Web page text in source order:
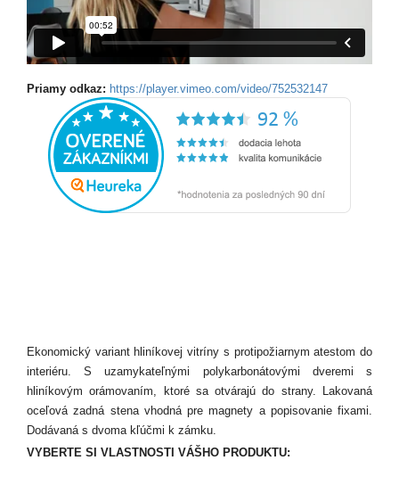
Priamy odkaz: https://player.vimeo.com/video/752532147
Ekonomický variant hliníkovej vitríny s protipožiarnym atestom do
interiéru. S uzamykateľnými polykarbonátovými dveremi s
hliníkovým orámovaním, ktoré sa otvárajú do strany. Lakovaná
oceľová zadná stena vhodná pre magnety a popisovanie fixami.
Dodávaná s dvoma kľúčmi k zámku.
VYBERTE SI VLASTNOSTI VÁŠHO PRODUKTU: